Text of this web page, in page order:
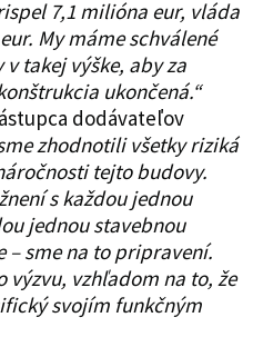
7,1 milióna eur, vláda
My máme schválené
takej výške, aby za
ukončená.“
dodávateľov
zhodnotili všetky riziká
tejto budovy.
s každou jednou
jednou stavebnou
– sme na to pripravení.
výzvu, vzhľadom na to, že
svojím funkčným